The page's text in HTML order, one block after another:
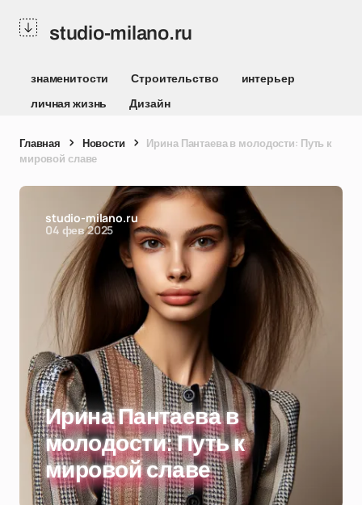
studio-milano.ru
знаменитости Строительство
интерьер
личная жизнь
Дизайн
Главная Новости
Ирина Пантаева в молодости: Путь к
мировой славе
studio-milano.ru
04 фев 2025
Ирина Пантаева в
молодости: Путь к
мировой славе